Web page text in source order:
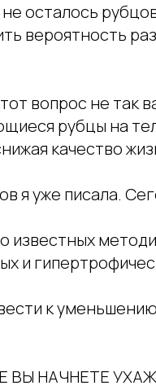
осталось
вероятность
вопрос не так
рубцы на
качество
я уже писала.
известных
и
к
ВЫ НАЧНЕТЕ